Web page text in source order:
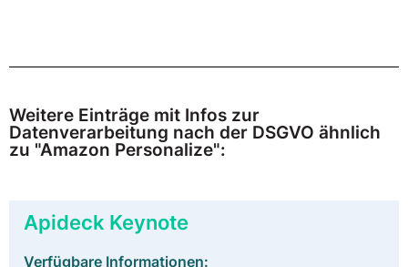
Weitere Einträge mit Infos zur
Datenverarbeitung nach der DSGVO ähnlich
zu "Amazon Personalize":
Apideck Keynote
Verfügbare Informationen: